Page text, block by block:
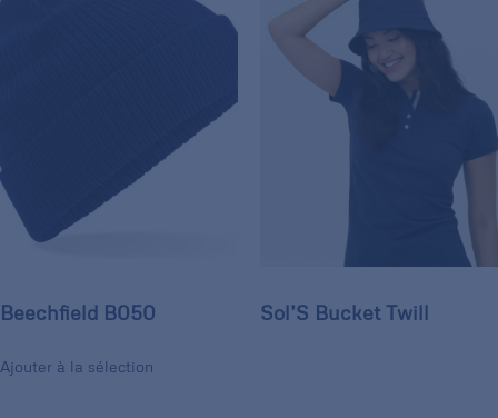
Beechfield B050
Ajouter à la sélection
Sol’S Bucket Twill